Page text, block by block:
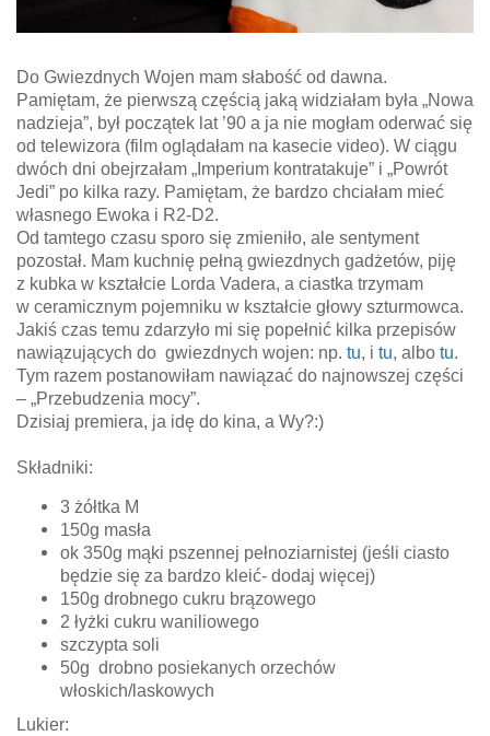
Do Gwiezdnych Wojen mam słabość od dawna.
Pamiętam, że pierwszą częścią jaką widziałam była „Nowa
nadzieja”, był początek lat ’90 a ja nie mogłam oderwać się
od telewizora (film oglądałam na kasecie video). W ciągu
dwóch dni obejrzałam „Imperium kontratakuje” i „Powrót
Jedi” po kilka razy. Pamiętam, że bardzo chciałam mieć
własnego Ewoka i R2-D2.
Od tamtego czasu sporo się zmieniło, ale sentyment
pozostał. Mam kuchnię pełną gwiezdnych gadżetów, piję
z kubka w kształcie Lorda Vadera, a ciastka trzymam
w ceramicznym pojemniku w kształcie głowy szturmowca.
Jakiś czas temu zdarzyło mi się popełnić kilka przepisów
nawiązujących do gwiezdnych wojen: np. tu, i tu, albo tu.
Tym razem postanowiłam nawiązać do najnowszej części
– „Przebudzenia mocy”.
Dzisiaj premiera, ja idę do kina, a Wy?:)
Składniki:
3 żółtka M
150g masła
ok 350g mąki pszennej pełnoziarnistej (jeśli ciasto
będzie się za bardzo kleić- dodaj więcej)
150g drobnego cukru brązowego
2 łyżki cukru waniliowego
szczypta soli
50g drobno posiekanych orzechów
włoskich/laskowych
Lukier: